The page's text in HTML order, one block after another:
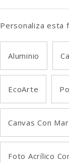
Personaliza esta
Aluminio
EcoArte
Canvas Con
Foto Acrílico